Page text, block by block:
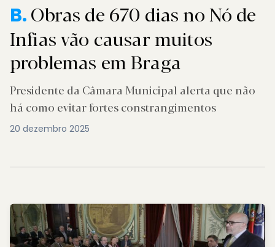
B.Obras de 670 dias no Nó de
Infias vão causar muitos
problemas em Braga
Presidente da Câmara Municipal alerta que não
há como evitar fortes constrangimentos
20 dezembro 2025